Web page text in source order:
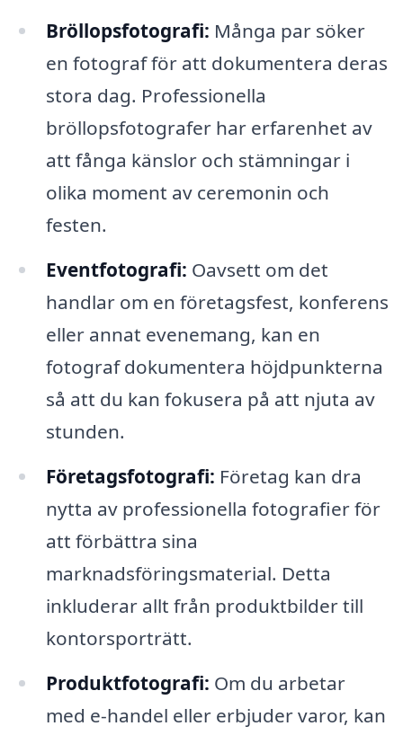
Bröllopsfotografi: Många par söker
en fotograf för att dokumentera deras
stora dag. Professionella
bröllopsfotografer har erfarenhet av
att fånga känslor och stämningar i
olika moment av ceremonin och
festen.
Eventfotografi: Oavsett om det
handlar om en företagsfest, konferens
eller annat evenemang, kan en
fotograf dokumentera höjdpunkterna
så att du kan fokusera på att njuta av
stunden.
Företagsfotografi: Företag kan dra
nytta av professionella fotografier för
att förbättra sina
marknadsföringsmaterial. Detta
inkluderar allt från produktbilder till
kontorsporträtt.
Produktfotografi: Om du arbetar
med e-handel eller erbjuder varor, kan